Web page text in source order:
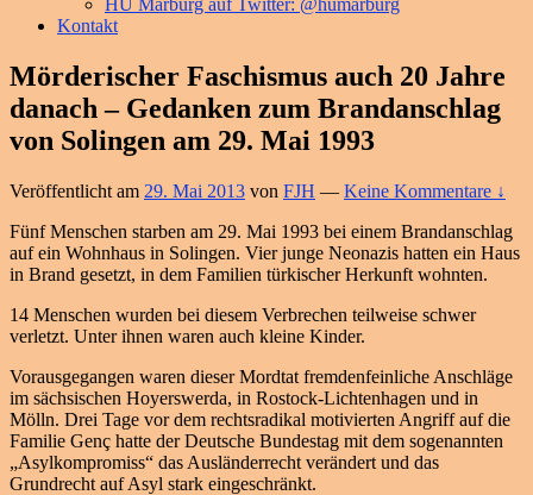
HU Marburg auf Twitter: @humarburg
Kontakt
Mörderischer Faschismus auch 20 Jahre
danach – Gedanken zum Brandanschlag
von Solingen am 29. Mai 1993
Veröffentlicht am 29. Mai 2013 von FJH — Keine Kommentare ↓
Fünf Menschen starben am 29. Mai 1993 bei einem Brandanschlag
auf ein Wohnhaus in Solingen. Vier junge Neonazis hatten ein Haus
in Brand gesetzt, in dem Familien türkischer Herkunft wohnten.
14 Menschen wurden bei diesem Verbrechen teilweise schwer
verletzt. Unter ihnen waren auch kleine Kinder.
Vorausgegangen waren dieser Mordtat fremdenfeinliche Anschläge
im sächsischen Hoyerswerda, in Rostock-Lichtenhagen und in
Mölln. Drei Tage vor dem rechtsradikal motivierten Angriff auf die
Familie Genç hatte der Deutsche Bundestag mit dem sogenannten
„Asylkompromiss“ das Ausländerrecht verändert und das
Grundrecht auf Asyl stark eingeschränkt.